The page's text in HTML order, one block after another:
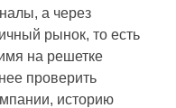
а через
рынок, то есть
на решетке
проверить
историю